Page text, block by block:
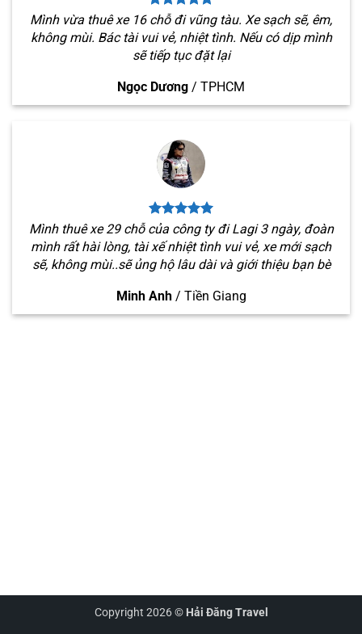
Mình vừa thuê xe 16 chỗ đi vũng tàu. Xe sạch sẽ, êm,
không mùi. Bác tài vui vẻ, nhiệt tình. Nếu có dịp mình
sẽ tiếp tục đặt lại
Ngọc Dương / TPHCM
Mình thuê xe 29 chỗ của công ty đi Lagi 3 ngày, đoàn
mình rất hài lòng, tài xế nhiệt tình vui vẻ, xe mới sạch
sẽ, không mùi..sẽ ủng hộ lâu dài và giới thiệu bạn bè
Minh Anh / Tiền Giang
Copyright 2026 © Hải Đăng Travel